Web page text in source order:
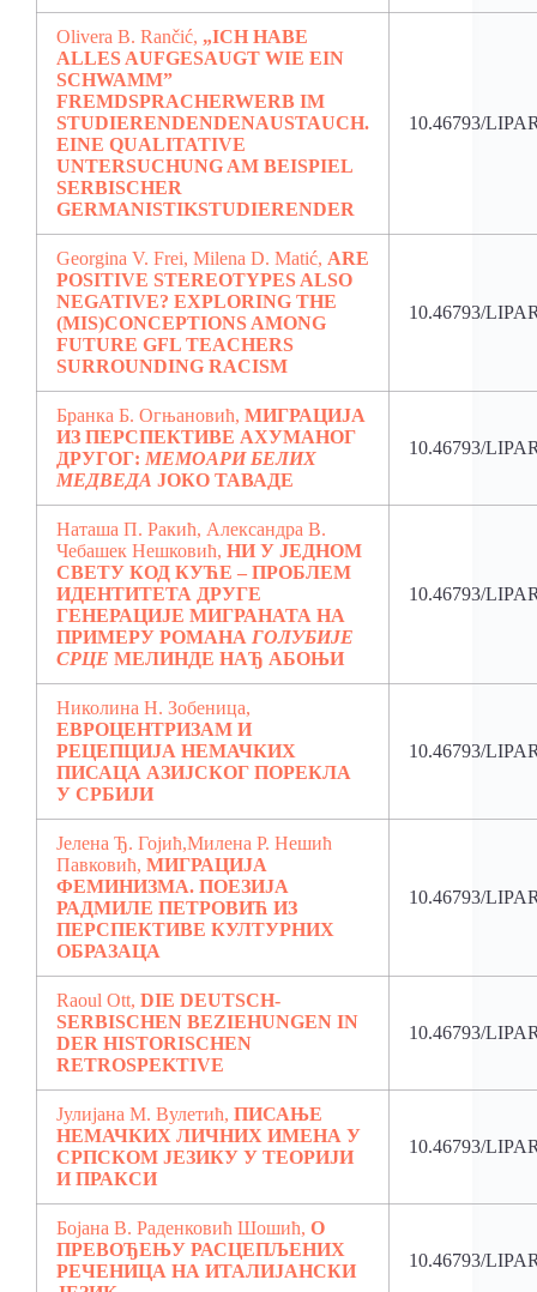
Olivera B. Rančić, „ICH HABE
ALLES AUFGESAUGT WIE EIN
SCHWAMM”
FREMDSPRACHERWERB IM
STUDIERENDENDENAUSTAUCH.
EINE QUALITATIVE
UNTERSUCHUNG AM BEISPIEL
SERBISCHER
GERMANISTIKSTUDIERENDER
10.46793/
Georgina V. Frei, Milena D. Matić, ARE
POSITIVE STEREOTYPES ALSO
NEGATIVE? EXPLORING THE
(MIS)CONCEPTIONS AMONG
FUTURE GFL TEACHERS
SURROUNDING RACISM
10.46793/
Бранка Б. Огњановић, МИГРАЦИЈА
ИЗ ПЕРСПЕКТИВЕ АХУМАНОГ
ДРУГОГ: МЕМОАРИ БЕЛИХ
МЕДВЕДА ЈОКО ТАВАДЕ
10.46793/
Наташа П. Ракић, Александра В.
Чебашек Нешковић, НИ У ЈЕДНОМ
СВЕТУ КОД КУЋЕ – ПРОБЛЕМ
ИДЕНТИТЕТА ДРУГЕ
ГЕНЕРАЦИЈЕ МИГРАНАТА НА
ПРИМЕРУ РОМАНА ГОЛУБИЈЕ
СРЦЕ МЕЛИНДЕ НАЂ АБОЊИ
10.46793/
Николина Н. Зобеница,
ЕВРОЦЕНТРИЗАМ И
РЕЦЕПЦИЈА НЕМАЧКИХ
ПИСАЦА АЗИЈСКОГ ПОРЕКЛА
У СРБИЈИ
10.46793/
Јелена Ђ. Гојић,Милена Р. Нешић
Павковић, МИГРАЦИЈА
ФЕМИНИЗМА. ПОЕЗИЈA
РАДМИЛЕ ПЕТРОВИЋ ИЗ
ПЕРСПЕКТИВЕ КУЛТУРНИХ
ОБРАЗАЦА
10.46793/
Raoul Ott, DIE DEUTSCH-
SERBISCHEN BEZIEHUNGEN IN
DER HISTORISCHEN
RETROSPEKTIVE
10.46793/
Јулијана М. Вулетић, ПИСАЊЕ
НЕМАЧКИХ ЛИЧНИХ ИМЕНА У
СРПСКОМ ЈЕЗИКУ У ТЕОРИЈИ
И ПРАКСИ
10.46793/
Бојана В. Раденковић Шошић, О
ПРЕВОЂЕЊУ РАСЦЕПЉЕНИХ
РЕЧЕНИЦА НА ИТАЛИЈАНСКИ
10.46793/